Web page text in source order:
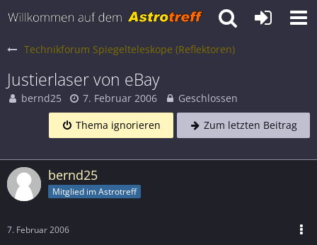
Technikforum Spiegelteleskope (Reflektoren)
Justierlaser von eBay
bernd25 7. Februar 2006
Geschlossen
Thema ignorieren
Zum letzten Beitrag
bernd25
Mitglied im Astrotreff
7. Februar 2006